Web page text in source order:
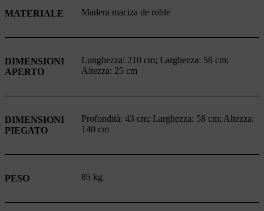
MATERIALE Madera maciza de roble
DIMENSIONI
APERTO
Lunghezza: 210 cm; Larghezza: 58 cm;
Altezza: 25 cm
DIMENSIONI
PIEGATO
Profondità: 43 cm; Larghezza: 58 cm; Altezza:
140 cm
PESO 85 kg